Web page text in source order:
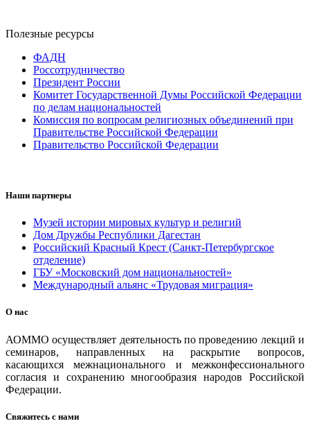
Полезные ресурсы
ФАДН
Россотрудничество
Президент России
Комитет Государственной Думы Российской Федерации
по делам национальностей
Комиссия по вопросам религиозных объединений при
Правительстве Российской Федерации
Правительство Российской Федерации
Наши партнеры
Музей истории мировых культур и религий
Дом Дружбы Республики Дагестан
Российский Красный Крест (Санкт-Петербургское
отделение)
ГБУ «Московский дом национальностей»
Международный альянс «Трудовая миграция»
О нас
АОММО осуществляет деятельность по проведению лекций и
семинаров, направленных на раскрытие вопросов,
касающихся межнационального и межконфессионального
согласия и сохранению многообразия народов Российской
Федерации.
Свяжитесь с нами